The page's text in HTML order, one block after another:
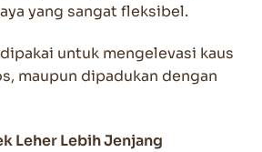
yang sangat fleksibel.
untuk mengelevasi kaus
maupun dipadukan dengan
Leher Lebih Jenjang